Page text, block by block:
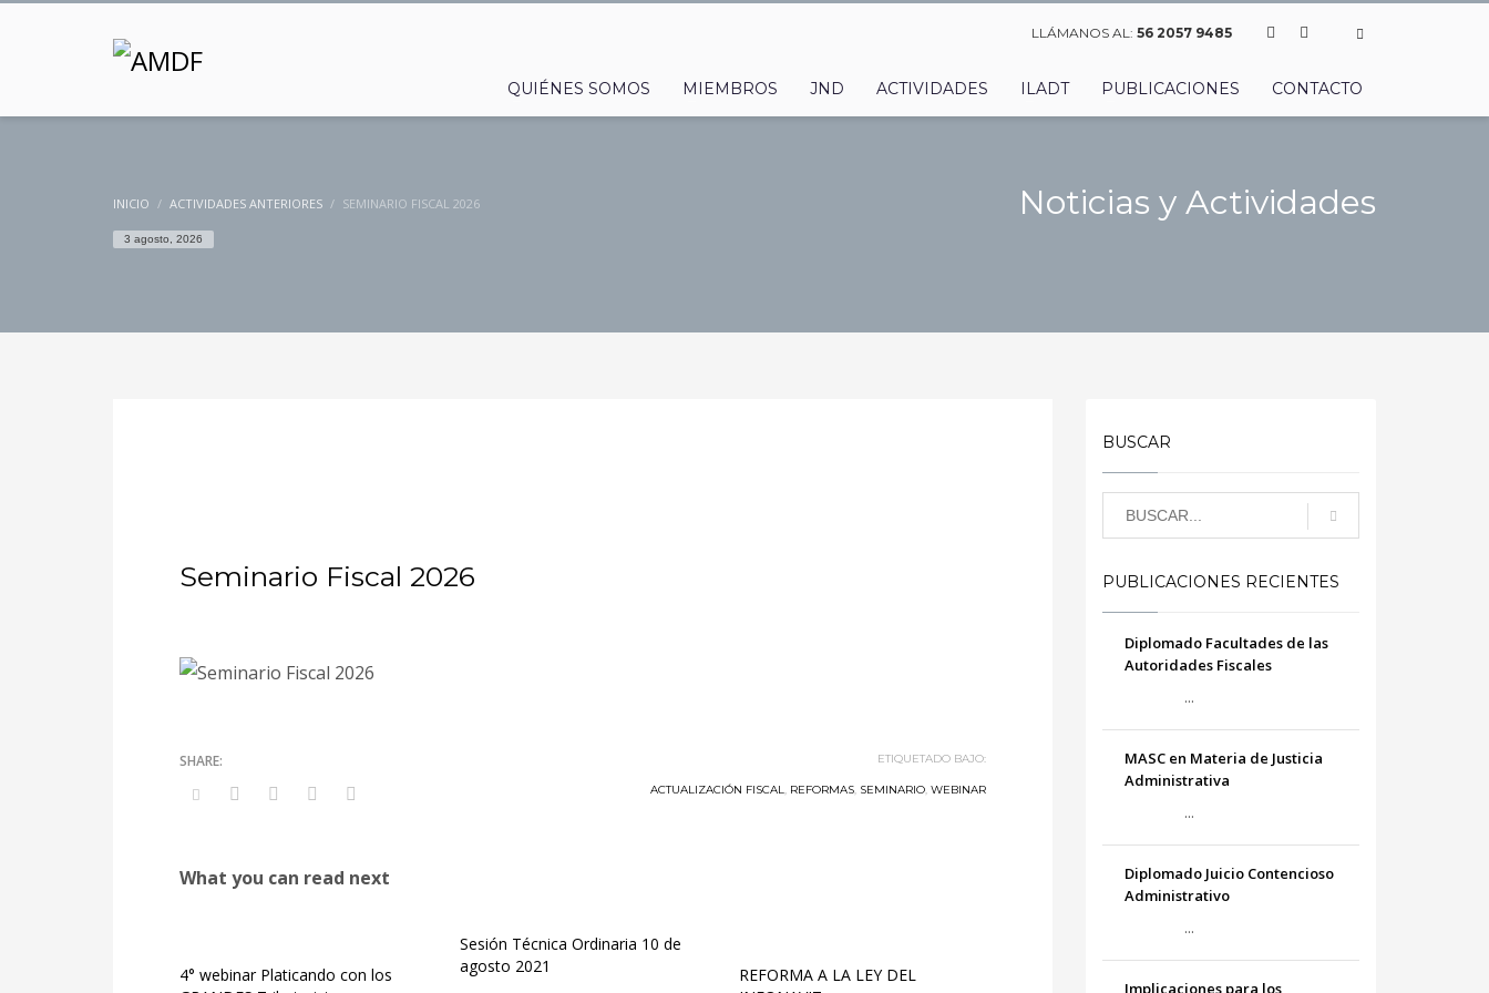
LLÁMANOS AL: 56 2057 9485
QUIÉNES SOMOS MIEMBROS JND ACTIVIDADES ILADT PUBLICACIONES CONTACTO
INICIO ACTIVIDADES ANTERIORES SEMINARIO FISCAL 2026
3 agosto, 2026
Noticias y Actividades
Seminario Fiscal 2026
ETIQUETADO BAJO:
ACTUALIZACIÓN FISCAL, REFORMAS, SEMINARIO, WEBINAR
What you can read next
4° webinar Platicando con los
Sesión Técnica Ordinaria 10 de
agosto 2021
REFORMA A LA LEY DEL
BUSCAR
PUBLICACIONES RECIENTES
Diplomado Facultades de las
Autoridades Fiscales
...
MASC en Materia de Justicia
Administrativa
...
Diplomado Juicio Contencioso
Administrativo
...
Implicaciones para los